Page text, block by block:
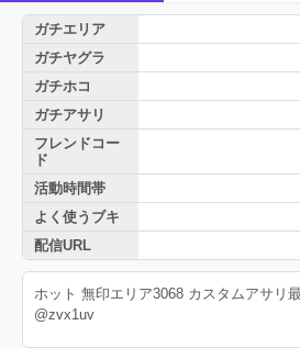
ガチエリア
ガチヤグラ
ガチホコ
ガチアサリ
フレンドコー
ド
活動時間帯
よく使うブキ
配信URL
ホット 無印エリア3068 カスタムアサリ
@zvx1uv